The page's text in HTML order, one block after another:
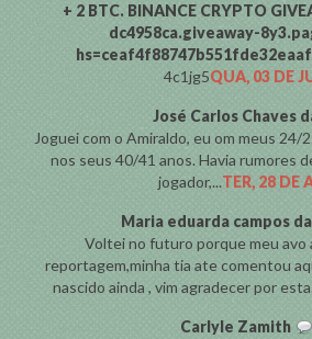
+ 2 BTC. BINANCE CRYPTO
dc4958ca.giveaway-
4c1jg5QUA, 03 DE
José Carlos Chaves
Joguei com o Amiraldo, eu om meus 24/
nos seus 40/41 anos. Havia rumores
jogador,...TER, 28 DE
Maria eduarda campos
Voltei no futuro porque meu avo
reportagem,minha tia ate comentou
nascido ainda , vim agradecer por
Carlyle Zamith